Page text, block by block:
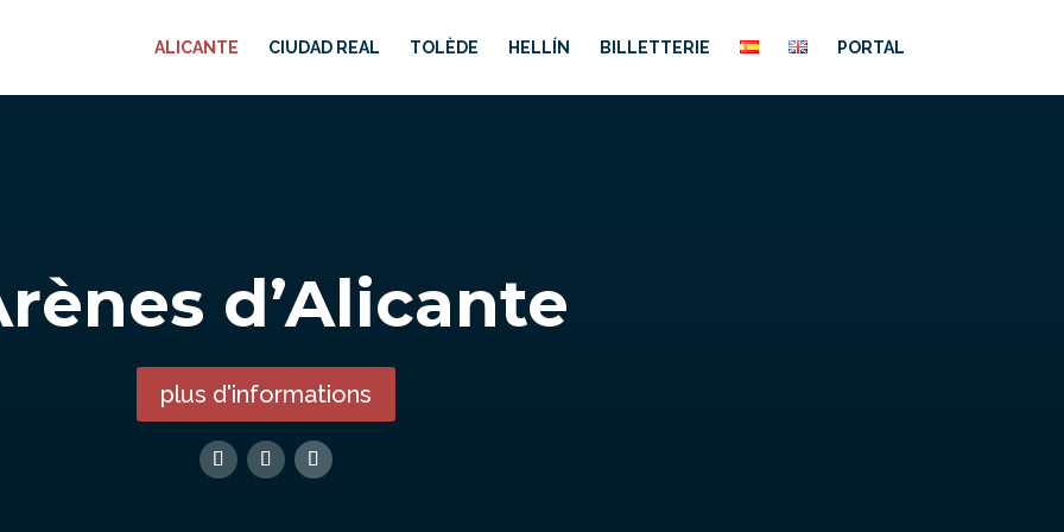
ALICANTE CIUDAD REAL TOLÈDE HELLÍN BILLETTERIE PORTAL
d’Alicante
plus d'informations